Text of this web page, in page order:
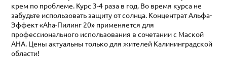
крем по проблеме. Курс 3-4 раза в год. Во время курса не
забудьте использовать защиту от солнца. Концентрат Альфа-
Эффект «Аha-Пилинг 20» применяется для
профессионального использования в сочетании с Маской
АНА. Цены актуальны только для жителей Калининградской
области!